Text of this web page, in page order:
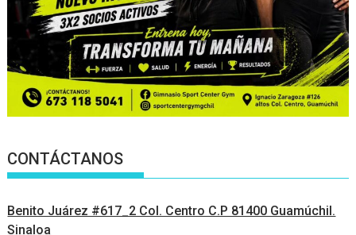
CONTÁCTANOS
Benito Juárez #617_2 Col. Centro C.P 81400 Guamúchil.
Sinaloa